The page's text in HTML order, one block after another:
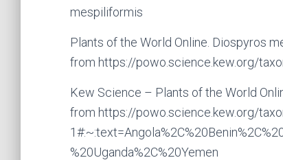
mespiliformis
Plants of the World Online. Diospyros
from https://powo.science.kew.org/
Kew Science – Plants of the World
from https://powo.science.kew.org/
%20Uganda%2C%20Yemen